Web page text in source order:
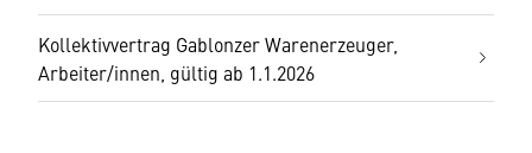
Kollektivvertrag Gablonzer Warenerzeuger,
Arbeiter/innen, gültig ab 1.1.2026